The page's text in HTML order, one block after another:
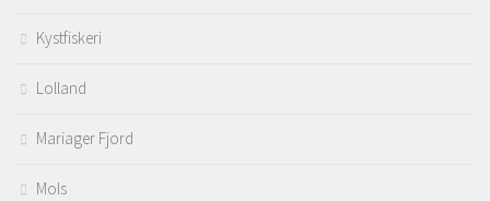
Kystfiskeri
Lolland
Mariager Fjord
Mols